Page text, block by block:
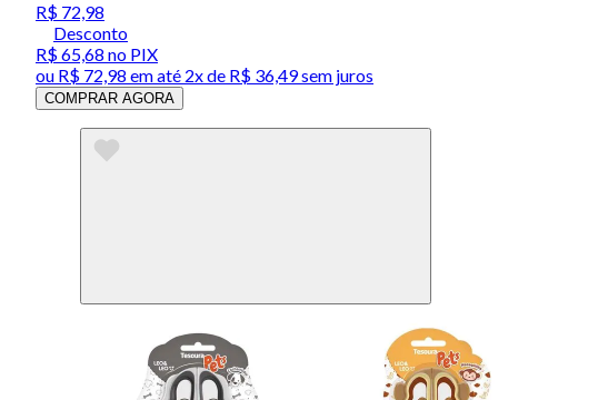
R$ 72,98
Desconto
R$ 65,68 no PIX
ou R$ 72,98 em até 2x de R$ 36,49 sem juros
COMPRAR AGORA